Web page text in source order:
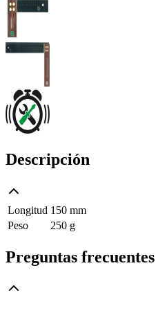
Descripción
Longitud 150 mm
Peso
250 g
Preguntas frecuentes